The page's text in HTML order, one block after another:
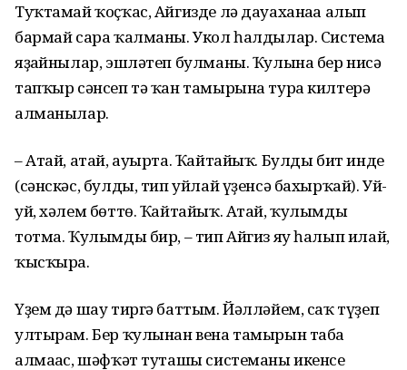
Туҡтамай ҡоҫҡас, Айгизде лә дауаханаға алып
бармай сара ҡалманы. Укол һалдылар. Система
яҙғайнылар, эшләтеп булманы. Ҡулына бер нисә
тапҡыр сәнсеп тә ҡан тамырына тура килтерә
алманылар.
– Атай, атай, ауырта. Ҡайтайыҡ. Булды бит инде
(сәнскәс, булды, тип уйлай үҙенсә бахырҡай). Уй-
уй, хәлем бөттө. Ҡайтайыҡ. Атай, ҡулымды
тотма. Ҡулымды бир, – тип Айгиз яу һалып илай,
ҡысҡыра.
Үҙем дә шау тиргә баттым. Йәлләйем, саҡ түҙеп
ултырам. Бер ҡулынан вена тамырын таба
алмағас, шәфҡәт туташы системаны икенсе